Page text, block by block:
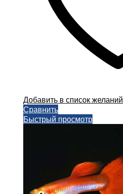
Добавить в список желаний
Сравнить
Быстрый просмотр